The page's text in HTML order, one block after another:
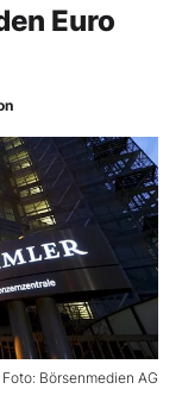
Euro
Foto: Börsenmedien AG